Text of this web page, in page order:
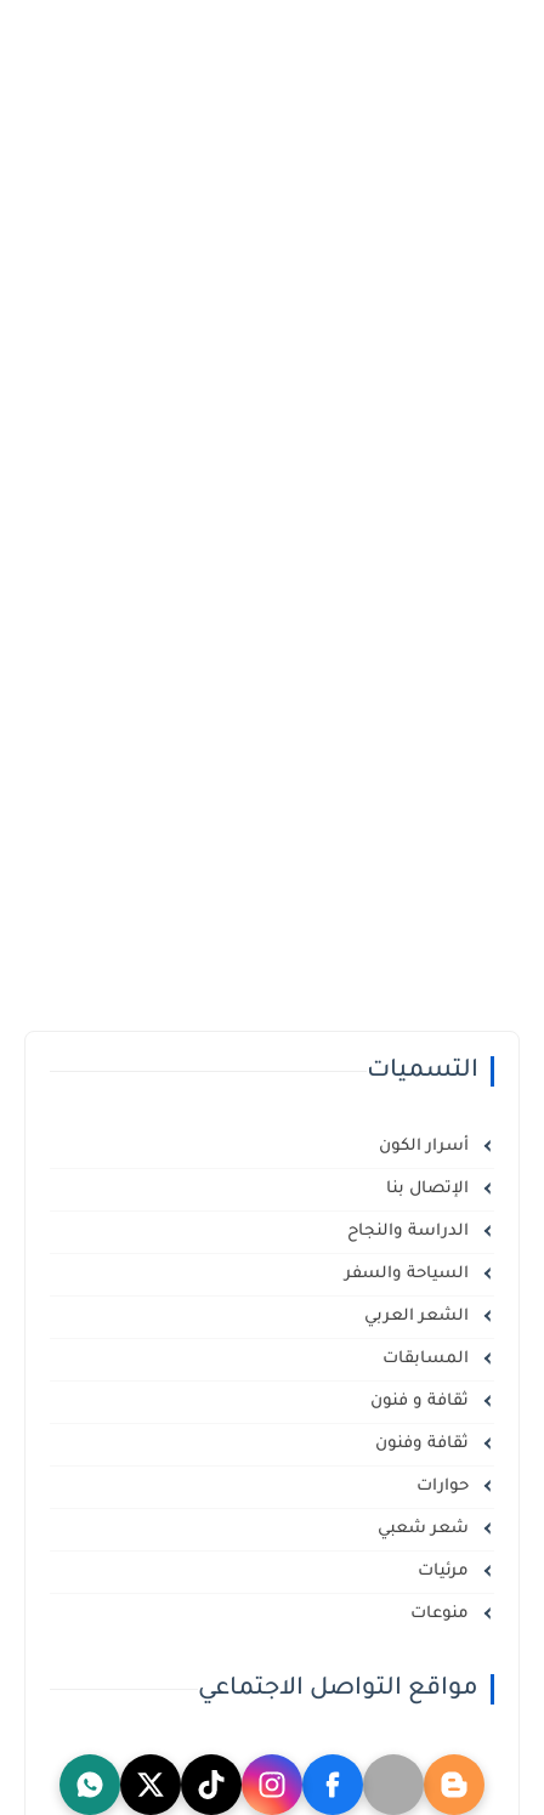
التسميات
أسرار الكون
الإتصال بنا
الدراسة والنجاح
السياحة والسفر
الشعر العربي
المسابقات
ثقافة و فنون
ثقافة وفنون
حوارات
شعر شعبي
مرئيات
منوعات
مواقع التواصل الاجتماعي